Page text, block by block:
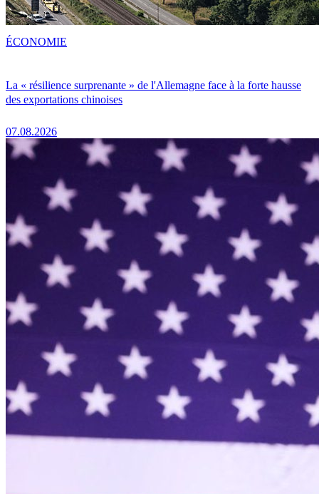
La « résilience surprenante » de l'Allemagne face à la forte hausse
des exportations chinoises
07.08.2026
ÉCONOMIE